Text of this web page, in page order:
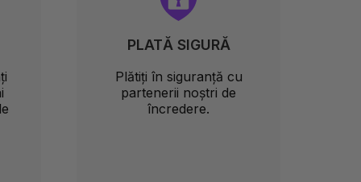
PLATĂ SIGURĂ
Plătiți în siguranță cu
partenerii noștri de
încredere.